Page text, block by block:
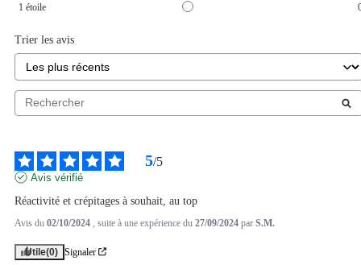
1 étoile
Trier les avis
5/5
Avis vérifié
Réactivité et crépitages à souhait, au top
Avis du 02/10/2024 , suite à une expérience du 27/09/2024 par S.M.
Utile(0) Signaler